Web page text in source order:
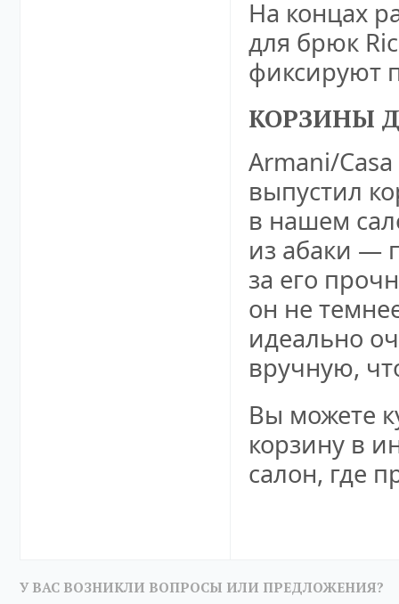
На концах
для брюк
фиксируют
КОРЗИНЫ
Armani/
выпустил
в нашем
из абаки —
за его
он не
идеально
вручную,
Вы можете
корзину в
салон, где
У ВАС ВОЗНИКЛИ ВОПРОСЫ ИЛИ ПРЕДЛОЖЕНИЯ?